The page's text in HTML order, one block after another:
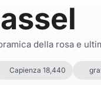
della rosa e
Capienza 18,440